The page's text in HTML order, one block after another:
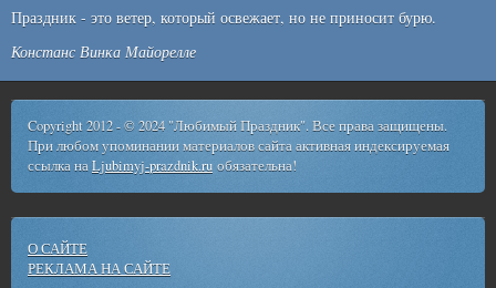
Праздник - это ветер, который освежает, но не приносит бурю.
Констанс Винка Майорелле
Copyright 2012 - © 2024 "Любимый Праздник". Все права защищены.
При любом упоминании материалов сайта активная индексируемая
ссылка наLjubimyj-prazdnik.ru обязательна!
О САЙТЕ
РЕКЛАМА НА САЙТЕ